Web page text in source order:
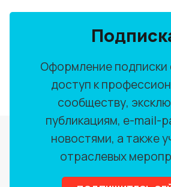
Оформление подписки
доступ к
сообществу,
публикациям, e-mail-
новостями, а также
отраслевых